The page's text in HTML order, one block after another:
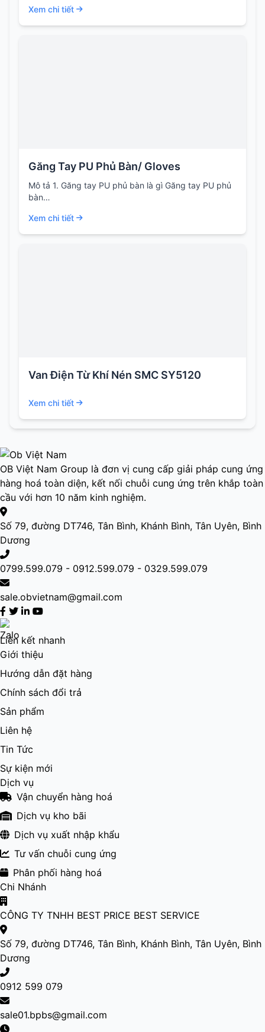
Xem chi tiết
Găng Tay PU Phủ Bàn/ Gloves
Mô tả 1. Găng tay PU phủ bàn là gì Găng tay PU phủ
bàn…
Xem chi tiết
Van Điện Từ Khí Nén SMC SY5120
Xem chi tiết
OB Việt Nam Group là đơn vị cung cấp giải pháp cung ứng
hàng hoá toàn diện, kết nối chuỗi cung ứng trên khắp toàn
cầu với hơn 10 năm kinh nghiệm.
Số 79, đường DT746, Tân Bình, Khánh Bình, Tân Uyên, Bình
Dương
0799.599.079 - 0912.599.079 - 0329.599.079
sale.obvietnam@gmail.com
Liên kết nhanh
Giới thiệu
Hướng dẫn đặt hàng
Chính sách đổi trả
Sản phẩm
Liên hệ
Tin Tức
Sự kiện mới
Dịch vụ
Vận chuyển hàng hoá
Dịch vụ kho bãi
Dịch vụ xuất nhập khẩu
Tư vấn chuỗi cung ứng
Phân phối hàng hoá
Chi Nhánh
CÔNG TY TNHH BEST PRICE BEST SERVICE
Số 79, đường DT746, Tân Bình, Khánh Bình, Tân Uyên, Bình
Dương
0912 599 079
sale01.bpbs@gmail.com